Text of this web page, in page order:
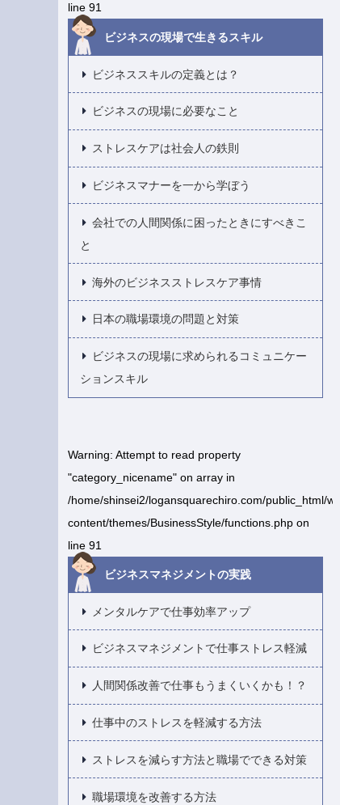
line 91
ビジネスの現場で生きるスキル
ビジネススキルの定義とは？
ビジネスの現場に必要なこと
ストレスケアは社会人の鉄則
ビジネスマナーを一から学ぼう
会社での人間関係に困ったときにすべきこ
と
海外のビジネスストレスケア事情
日本の職場環境の問題と対策
ビジネスの現場に求められるコミュニケー
ションスキル
Warning: Attempt to read property
"category_nicename" on array in
/home/shinsei2/logansquarechiro.com/public_html/wp-
content/themes/BusinessStyle/functions.php on
line 91
ビジネスマネジメントの実践
メンタルケアで仕事効率アップ
ビジネスマネジメントで仕事ストレス軽減
人間関係改善で仕事もうまくいくかも！？
仕事中のストレスを軽減する方法
ストレスを減らす方法と職場でできる対策
職場環境を改善する方法